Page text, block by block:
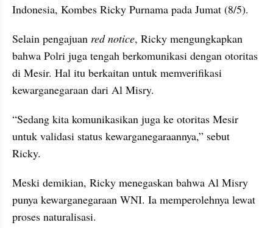
Indonesia, Kombes Ricky Purnama pada Jumat (8/5).
Selain pengajuan red notice, Ricky mengungkapkan
bahwa Polri juga tengah berkomunikasi dengan otoritas
di Mesir. Hal itu berkaitan untuk memverifikasi
kewarganegaraan dari Al Misry.
“Sedang kita komunikasikan juga ke otoritas Mesir
untuk validasi status kewarganegaraannya,” sebut
Ricky.
Meski demikian, Ricky menegaskan bahwa Al Misry
punya kewarganegaraan WNI. Ia memperolehnya lewat
proses naturalisasi.